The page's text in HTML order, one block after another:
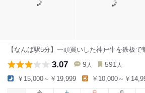
【なんば駅5分】一頭買いした神戸牛を鉄板で
3.07 9 人 591 人
￥15,000～￥19,999 ￥10,000～￥